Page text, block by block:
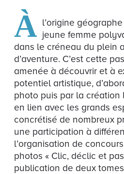
À l’origine
jeune femme
dans le créneau du plein
d’aventure. C’est cette
amenée à découvrir et à
potentiel artistique,
photo puis par la création
en lien avec les grands
concrétisé de nombreux
une participation à
l’organisation de
photos « Clic, déclic et
publication de deux